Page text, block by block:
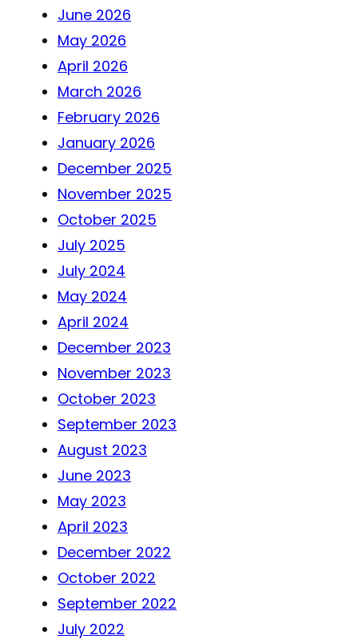
June 2026
May 2026
April 2026
March 2026
February 2026
January 2026
December 2025
November 2025
October 2025
July 2025
July 2024
May 2024
April 2024
December 2023
November 2023
October 2023
September 2023
August 2023
June 2023
May 2023
April 2023
December 2022
October 2022
September 2022
July 2022